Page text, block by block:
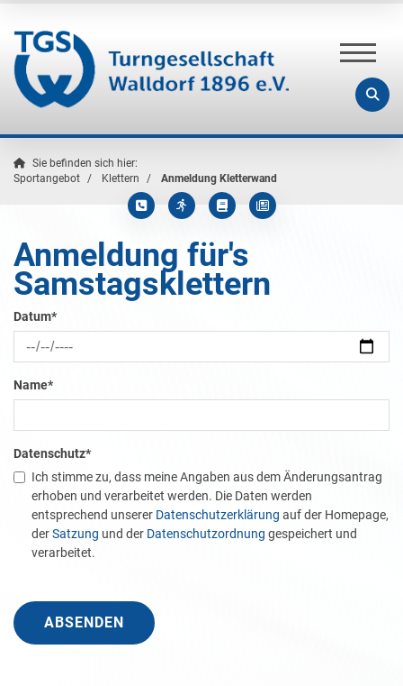
Sie befinden sich hier:
Sportangebot
Klettern Anmeldung Kletterwand
Anmeldung für's
Samstagsklettern
Datum*
Name*
Datenschutz*
Ich stimme zu, dass meine Angaben aus dem Änderungsantrag
erhoben und verarbeitet werden. Die Daten werden
entsprechend unserer Datenschutzerklärung auf der Homepage,
derSatzung und der Datenschutzordnung gespeichert und
verarbeitet.